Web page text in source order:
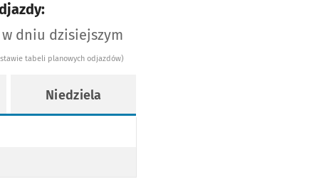
dniu dzisiejszym
tabeli planowych odjazdów)
Niedziela